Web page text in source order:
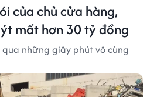
của chủ cửa hàng,
mất hơn 30 tỷ đồng
những giây phút vô cùng